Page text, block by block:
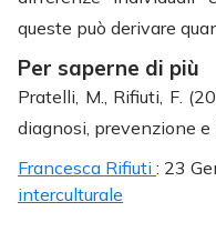
queste può derivare
Per saperne di più
Pratelli, M., Rifiuti, F.
diagnosi, prevenzione
Francesca Rifiuti : 23
interculturale